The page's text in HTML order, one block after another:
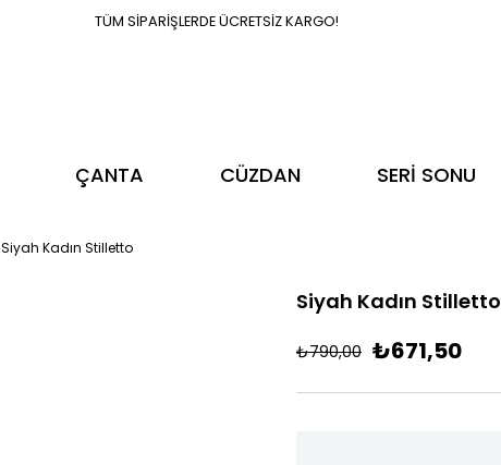
TÜM SİPARİŞLERDE ÜCRETSİZ KARGO!
ÇANTA CÜZDAN SERİ SONU
Siyah Kadın Stilletto
Siyah Kadın Stilletto
₺790,00 ₺671,50